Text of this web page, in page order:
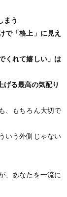
まう
で「格上」に見え
くれて嬉しい」は
げる最高の気配り
、もちろん大切で
いう外側じゃない
、あなたを一流に